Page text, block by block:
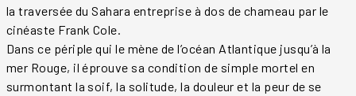
la traversée du Sahara entreprise à dos de chameau par le
cinéaste Frank Cole.
Dans ce périple qui le mène de l’océan Atlantique jusqu’à la
mer Rouge, il éprouve sa condition de simple mortel en
surmontant la soif, la solitude, la douleur et la peur de se